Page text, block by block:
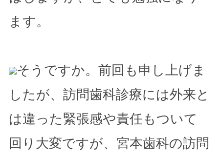
ます。
そうですか。前回も申し上げま
したが、訪問歯科診療には外来と
は違った緊張感や責任もついて
回り大変ですが、宮本歯科の訪問